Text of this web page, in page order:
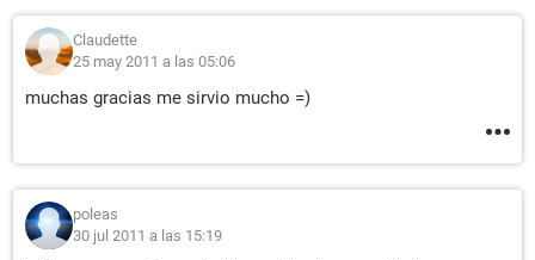
Claudette
25 may 2011 a las 05:06
muchas gracias me sirvio mucho =)
poleas
30 jul 2011 a las 15:19